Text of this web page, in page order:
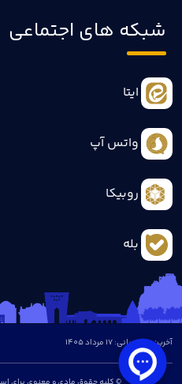
شبکه های اجتماعی
ایتا
واتس آپ
روبیکا
بله
آخرین بروزرسانی: 17 مرداد 1405